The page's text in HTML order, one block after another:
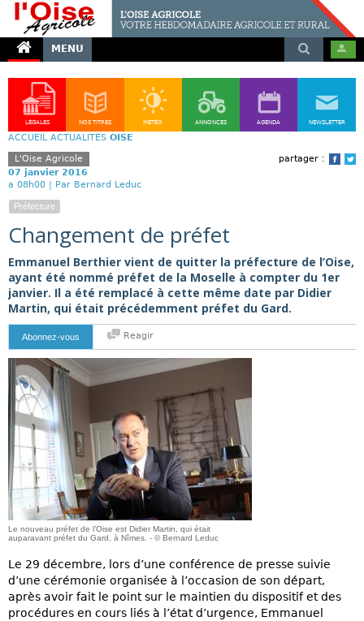
MENU
LÉGALES NOS TITRES MÉTÉO ANNONCES AGENDA NEWSLETTER
ACCUEIL ACTUALITÉS OISE
partager :
L'Oise Agricole
07 janvier 2016
a 08h00 | Par Bernard Leduc
Préfecture
Changement de préfet
Emmanuel Berthier vient de quitter la préfecture de l’Oise,
ayant été nommé préfet de la Moselle à compter du 1er
janvier. Il a été remplacé à cette même date par Didier
Martin, qui était précédemment préfet du Gard.
Abonnez-vous Reagir
Le nouveau préfet de l’Oise est Didier Martin, qui était
auparavant préfet du Gard, à Nîmes. - © Bernard Leduc
Le 29 décembre, lors d’une conférence de presse suivie
d’une cérémonie organisée à l’occasion de son départ,
après avoir fait le point sur le maintien du dispositif et des
procédures en cours liés à l’état d’urgence, Emmanuel